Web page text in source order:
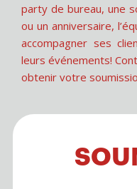
party de bureau, une
ou un anniversaire,
accompagner ses
leurs événements!
obtenir votre